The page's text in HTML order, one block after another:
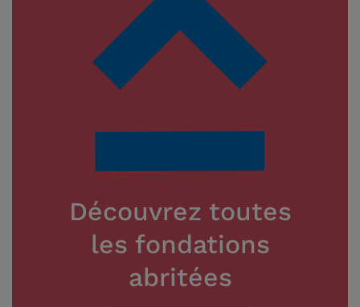
Découvrez toutes
les fondations
abritées